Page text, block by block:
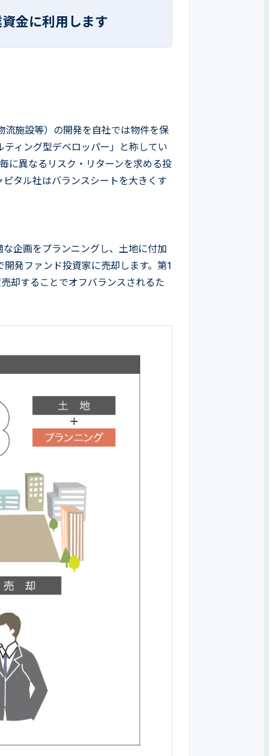
金に利用します
施設等）の開発を自社では物件を保
ィング型デベロッパー」と称してい
に異なるリスク・リターンを求める投
タル社はバランスシートを大きくす
企画をプランニングし、土地に付加
発ファンド投資家に売却します。第1
却することでオフバランスされるた